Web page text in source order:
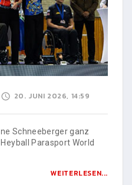
20. JUNI 2026, 14:59
Schneeberger ganz
Parasport World
WEITERLESEN...